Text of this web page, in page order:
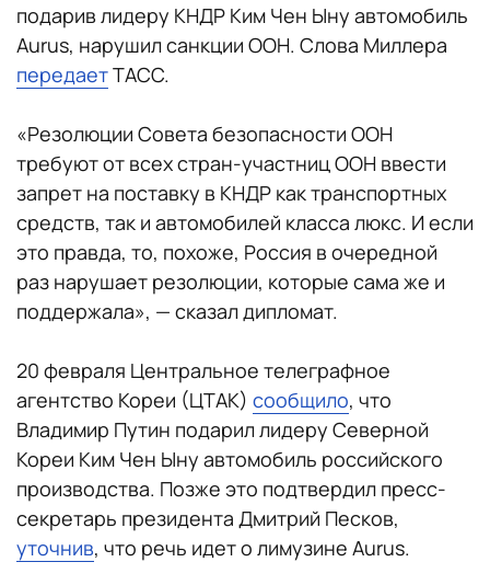
подарив лидеру КНДР Ким Чен Ыну автомобиль
Aurus, нарушил санкции ООН. Слова Миллера
передаетТАСС.
«Резолюции Совета безопасности ООН
требуют от всех стран-участниц ООН ввести
запрет на поставку в КНДР как транспортных
средств, так и автомобилей класса люкс. И если
это правда, то, похоже, Россия в очередной
раз нарушает резолюции, которые сама же и
поддержала», — сказал дипломат.
20 февраля Центральное телеграфное
агентство Кореи (ЦТАК) сообщило, что
Владимир Путин подарил лидеру Северной
Кореи Ким Чен Ыну автомобиль российского
производства. Позже это подтвердил пресс-
секретарь президента Дмитрий Песков,
уточнив, что речь идет о лимузине Aurus.